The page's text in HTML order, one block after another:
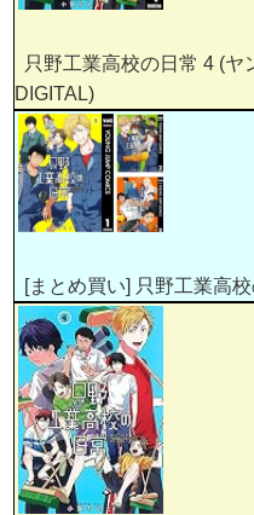
只野工業高校の日常 4 (ヤ
DIGITAL)
[まとめ買い] 只野工業高